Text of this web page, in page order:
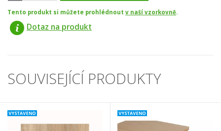
Tento produkt si můžete prohlédnout v naší vzorkovně.
Dotaz na produkt
SOUVISEJÍCÍ PRODUKTY